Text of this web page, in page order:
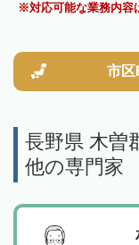
対応可能な業務内容
市区
長野県 木曽
他の専門家